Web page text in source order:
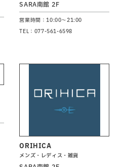
SARA南館 2F
営業時間：10:00～21:00
TEL：077-561-6598
ORIHICA
メンズ・レディス・雑貨